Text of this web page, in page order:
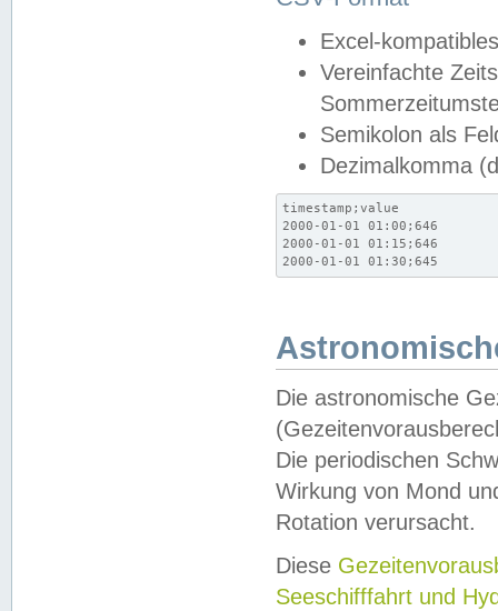
Excel-
Vereinfachte
Semikolon als
Dezimalkomma
timestamp;value
2000-01-01 01:00;646
2000-01-01 01:15;646
2000-01-01 01:30;645
Die astronomische
Die periodischen
Wirkung von Mond
Rotation verursacht.
Diese
Seeschifffahrt und